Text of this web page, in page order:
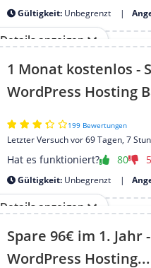
Gültigkeit: Unbegrenzt
Details anzeigen
1 Monat kostenlos -
WordPress Hosting
199 Bewertungen
Letzter Versuch vor 69 Tagen, 7
Hat es funktioniert? 80
Gültigkeit: Unbegrenzt
Details anzeigen
Spare 96€ im 1. Jahr -
WordPress Hosting...